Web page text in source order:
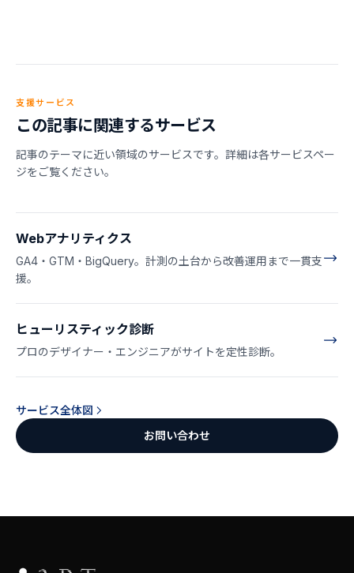
支援サービス
この記事に関連するサービス
記事のテーマに近い領域のサービスです。詳細は各サービスペー
ジをご覧ください。
Webアナリティクス
GA4・GTM・BigQuery。計測の土台から改善運用まで一貫支
援。
ヒューリスティック診断
プロのデザイナー・エンジニアがサイトを定性診断。
サービス全体図
お問い合わせ